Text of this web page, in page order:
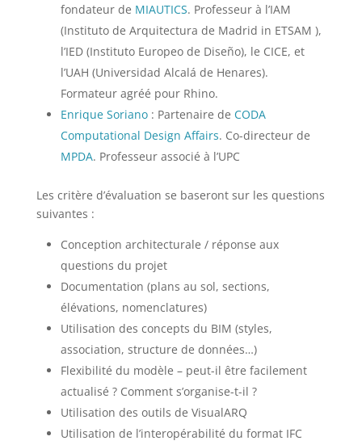
fondateur de MIAUTICS. Professeur à l’IAM
(Instituto de Arquitectura de Madrid in ETSAM ),
l’IED (Instituto Europeo de Diseño), le CICE, et
l’UAH (Universidad Alcalá de Henares).
Formateur agréé pour Rhino.
Enrique Soriano : Partenaire de CODA
Computational Design Affairs. Co-directeur de
MPDA. Professeur associé à l’UPC
Les critère d’évaluation se baseront sur les questions
suivantes :
Conception architecturale / réponse aux
questions du projet
Documentation (plans au sol, sections,
élévations, nomenclatures)
Utilisation des concepts du BIM (styles,
association, structure de données…)
Flexibilité du modèle – peut-il être facilement
actualisé ? Comment s’organise-t-il ?
Utilisation des outils de VisualARQ
Utilisation de l’interopérabilité du format IFC